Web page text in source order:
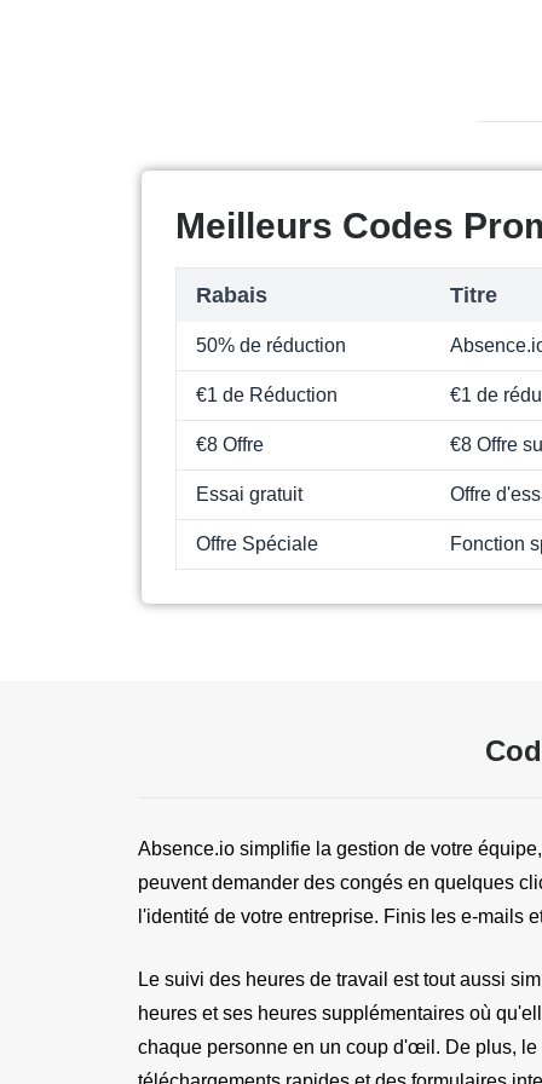
Meilleurs Codes
Rabais Titre
50% de réduction
€1 de Réduction €1 de
€8 Offre €8 Offre
Essai gratuit Offre
Offre Spéciale Fonction
Absence.io simplifie la gestion de votre
peuvent demander des congés en quelques
l'identité de votre entreprise. Finis les e-mails
Le suivi des heures de travail est tout aussi
heures et ses heures supplémentaires où
chaque personne en un coup d'œil. De plus,